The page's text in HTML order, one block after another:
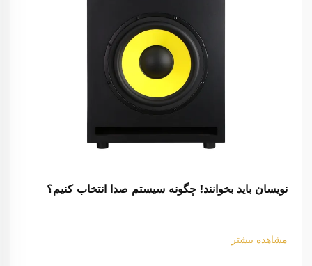
نویسان باید بخوانند! چگونه سیستم صدا انتخاب کنیم؟
مشاهده بیشتر